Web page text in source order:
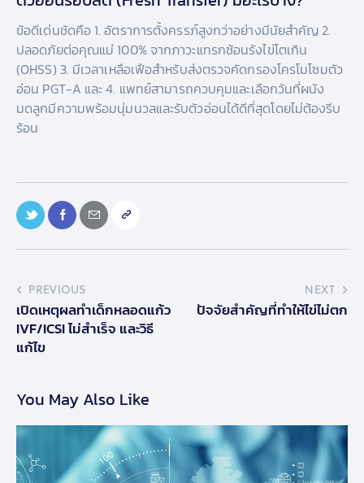
ข้อดีเด่นชัดคือ 1. อัตราการตั้งครรภ์สูงกว่าอย่างมีนัยสำคัญ 2.
ปลอดภัยต่อคุณแม่ 100% จากภาวะแทรกซ้อนรังไข่โตเกิน
(OHSS) 3. มีเวลาเหลือเฟือสำหรับส่งตรวจคัดกรองโครโมโซมตัว
อ่อน PGT-A และ 4. แพทย์สามารถควบคุมและเลือกวันที่ผนัง
มดลูกมีความพร้อมนุ่มนวลและรับตัวอ่อนได้ดีที่สุดโดยไม่ต้องรีบ
ร้อน
PREVIOUS
เปิดเหตุผลทำเด็กหลอดแก้ว
IVF/ICSI ไม่สำเร็จ และวิธี
แก้ไข
NEXT
ปัจจัยสำคัญที่ทำให้ไข่ไม่ตก
You May Also Like